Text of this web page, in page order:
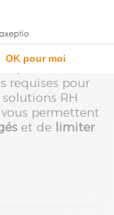
de
paie, un SIRH
requises pour
RH
vous permettent
et de limiter